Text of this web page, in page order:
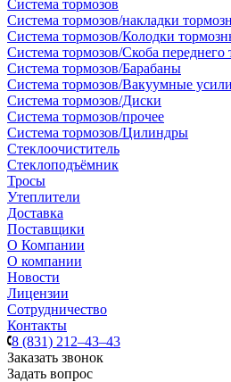
Система тормозов
Система тормозов/накладки
Система тормозов/Колодки
Система тормозов/Скоба переднего
Система тормозов/Барабаны
Система тормозов/Вакуумные
Система тормозов/Диски
Система тормозов/прочее
Система тормозов/Цилиндры
Стеклоочиститель
Стеклоподъёмник
Тросы
Утеплители
Доставка
Поставщики
О Компании
О компании
Новости
Лицензии
Сотрудничество
Контакты
8 (831) 212–43–43
Заказать звонок
Задать вопрос